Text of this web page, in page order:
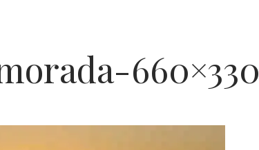
660×330